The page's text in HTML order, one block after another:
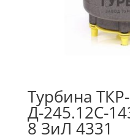
Турбина
Д-245.12С-
8 ЗиЛ 4331